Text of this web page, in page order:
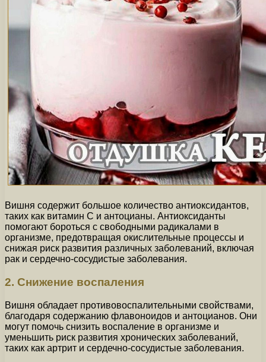
Вишня содержит большое количество антиоксидантов,
таких как витамин С и антоцианы. Антиоксиданты
помогают бороться с свободными радикалами в
организме, предотвращая окислительные процессы и
снижая риск развития различных заболеваний, включая
рак и сердечно-сосудистые заболевания.
2. Снижение воспаления
Вишня обладает противовоспалительными свойствами,
благодаря содержанию флавоноидов и антоцианов. Они
могут помочь снизить воспаление в организме и
уменьшить риск развития хронических заболеваний,
таких как артрит и сердечно-сосудистые заболевания.